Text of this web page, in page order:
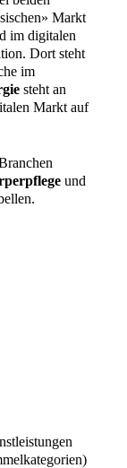
Markt
im digitalen
Dort steht
im
steht an
Markt auf
und